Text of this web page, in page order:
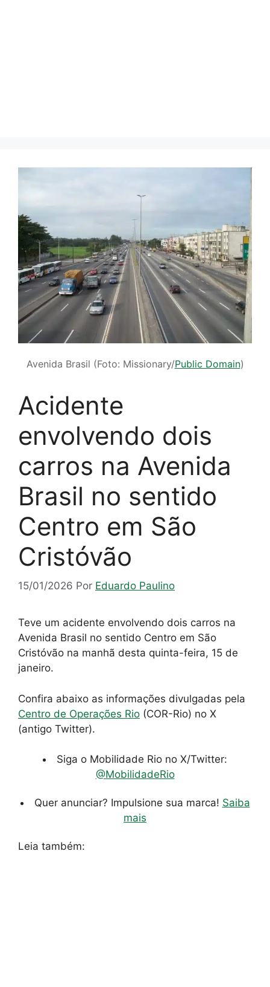
Avenida Brasil (Foto: Missionary/Public Domain)
Acidente
envolvendo dois
carros na Avenida
Brasil no sentido
Centro em São
Cristóvão
15/01/2026 Por Eduardo Paulino
Teve um acidente envolvendo dois carros na
Avenida Brasil no sentido Centro em São
Cristóvão na manhã desta quinta-feira, 15 de
janeiro.
Confira abaixo as informações divulgadas pela
Centro de Operações Rio (COR-Rio) no X
(antigo Twitter).
Siga o Mobilidade Rio no X/Twitter:
@MobilidadeRio
Quer anunciar? Impulsione sua marca! Saiba
mais
Leia também: